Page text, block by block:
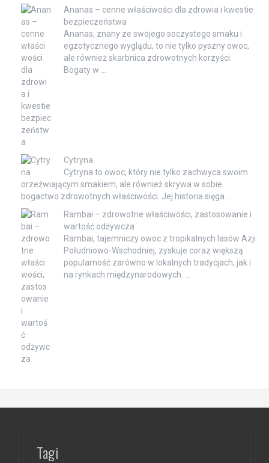
Ananas – cenne właściwości dla zdrowia i kwestie
bezpieczeństwa
Ananas, znany ze swojego soczystego smaku i
egzotycznego wyglądu, to nie tylko pyszny owoc,
ale również skarbnica zdrowotnych korzyści.
Bogaty w …
Cytryna
Cytryna to owoc, który nie tylko zachwyca swoim
orzeźwiającym smakiem, ale również skrywa w sobie
bogactwo zdrowotnych właściwości. Jej historia sięga …
Rambai – zdrowotne właściwości, zastosowanie i
wartość odżywcza
Rambai, tajemniczy owoc z tropikalnych lasów Azji
Południowo-Wschodniej, zyskuje coraz większą
popularność zarówno w lokalnych tradycjach, jak i
na rynkach międzynarodowych. …
Tagi